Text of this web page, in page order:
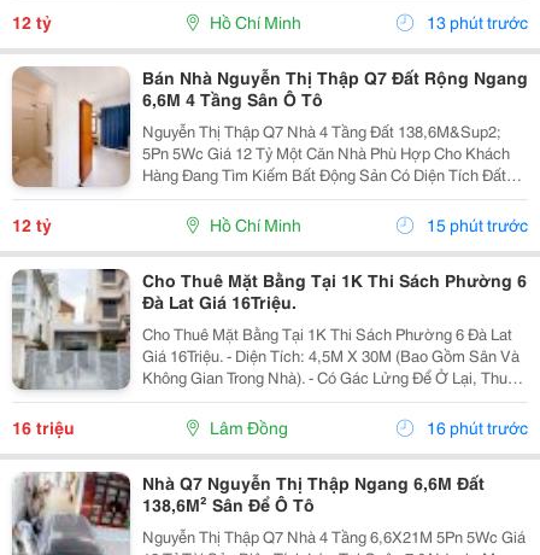
Khách Hàng Muốn Tìm Một Tài Sản Có Diện Tích Thực
Lớn Và...
12 tỷ Hồ Chí Minh 13 phút trước
Bán Nhà Nguyễn Thị Thập Q7 Đất Rộng Ngang
6,6M 4 Tầng Sân Ô Tô
Nguyễn Thị Thập Q7 Nhà 4 Tầng Đất 138,6M&Sup2;
5Pn 5Wc Giá 12 Tỷ Một Căn Nhà Phù Hợp Cho Khách
Hàng Đang Tìm Kiếm Bất Động Sản Có Diện Tích Đất
Lớn Tại Quận 7, Vừa Có Thể Sử Dụng Ngay Vừa Có
Phương Án Khai Thác Về Sau. Khuôn Đất 6,6 X 21M,
12 tỷ Hồ Chí Minh 15 phút trước
Cho Thuê Mặt Bằng Tại 1K Thi Sách Phường 6
Đà Lat Giá 16Triệu.
Cho Thuê Mặt Bằng Tại 1K Thi Sách Phường 6 Đà Lat
Giá 16Triệu. - Diện Tích: 4,5M X 30M (Bao Gồm Sân Và
Không Gian Trong Nhà). - Có Gác Lửng Để Ở Lại, Thuận
Tiện Vừa Kinh Doanh Vừa Sinh Hoạt. - Điện, Nước Tính
Riêng Theo Mức Sử Dụng. - Giá Thuê:...
16 triệu Lâm Đồng 16 phút trước
Nhà Q7 Nguyễn Thị Thập Ngang 6,6M Đất
138,6M² Sân Để Ô Tô
Nguyễn Thị Thập Q7 Nhà 4 Tầng 6,6X21M 5Pn 5Wc Giá